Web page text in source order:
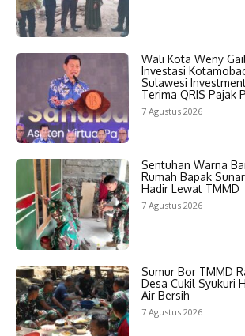
Wali Kota Weny
Investasi
Sulawesi
Terima QRIS Pajak
7 Agustus 2026
Sentuhan Warna
Rumah Bapak
Hadir Lewat TMMD
7 Agustus 2026
Sumur Bor TMMD
Desa Cukil Syukuri
Air Bersih
7 Agustus 2026